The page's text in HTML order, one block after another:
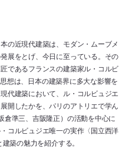
の近現代建築は、モダン・ムーブメ
展をとげ、今日に至っている。その
であるフランスの建築家ル・コルビ
想は、日本の建築界に多大な影響を
代建築において、ル・コルビュジエ
開したかを、パリのアトリエで学ん
倉準三、吉阪隆正）の活動を中心に
コルビュジエ唯一の実作〈国立西洋
築の魅力を紹介する。